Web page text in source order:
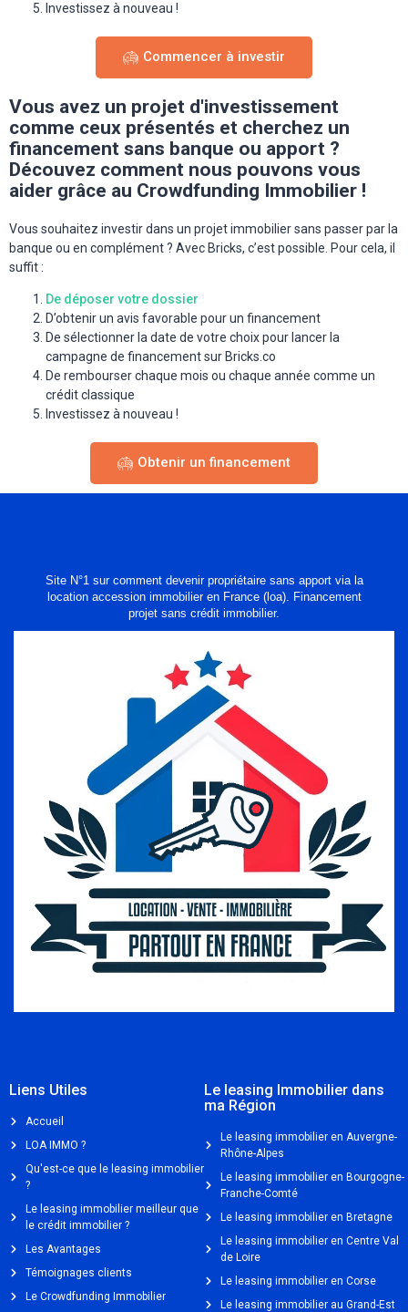
Investissez à nouveau !
Commencer à investir
Vous avez un projet d'investissement
comme ceux présentés et cherchez un
financement sans banque ou apport ?
Découvez comment nous pouvons vous
aider grâce au Crowdfunding Immobilier !
Vous souhaitez investir dans un projet immobilier sans passer par la
banque ou en complément ? Avec Bricks, c’est possible. Pour cela, il
suffit :
De déposer votre dossier
D’obtenir un avis favorable pour un financement
De sélectionner la date de votre choix pour lancer la
campagne de financement sur Bricks.co
De rembourser chaque mois ou chaque année comme un
crédit classique
Investissez à nouveau !
Obtenir un financement
Site N°1 sur comment devenir propriétaire sans apport via la
location accession immobilier en France (loa). Financement
projet sans crédit immobilier.
Liens Utiles
Accueil
LOA IMMO ?
Qu'est-ce que le leasing immobilier
?
Le leasing immobilier meilleur que
le crédit immobilier ?
Les Avantages
Témoignages clients
Le Crowdfunding Immobilier
Le leasing Immobilier dans
ma Région
Le leasing immobilier en Auvergne-
Rhône-Alpes
Le leasing immobilier en Bourgogne-
Franche-Comté
Le leasing immobilier en Bretagne
Le leasing immobilier en Centre Val
de Loire
Le leasing immobilier en Corse
Le leasing immobilier au Grand-Est